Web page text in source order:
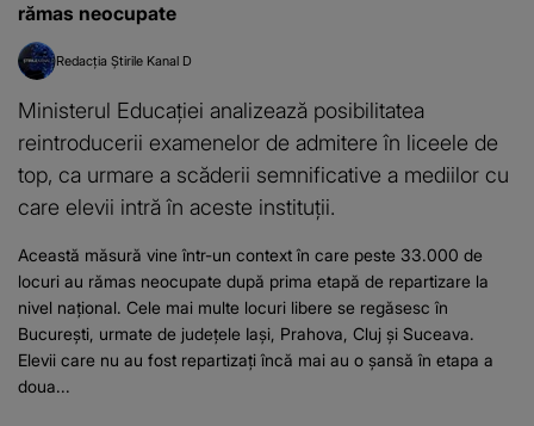
rămas neocupate
Redacția Știrile Kanal D
Ministerul Educației analizează posibilitatea
reintroducerii examenelor de admitere în liceele de
top, ca urmare a scăderii semnificative a mediilor cu
care elevii intră în aceste instituții.
Această măsură vine într-un context în care peste 33.000 de
locuri au rămas neocupate după prima etapă de repartizare la
nivel național. Cele mai multe locuri libere se regăsesc în
București, urmate de județele Iași, Prahova, Cluj și Suceava.
Elevii care nu au fost repartizați încă mai au o șansă în etapa a
doua...